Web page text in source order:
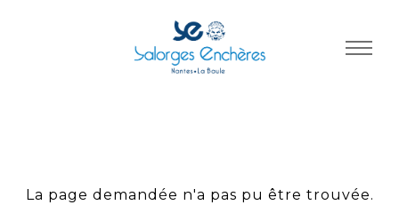
La page demandée n'a pas pu être trouvée.